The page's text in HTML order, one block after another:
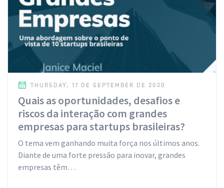
THURSDAY, 17 DE SEPTEMBER DE 2020
Quais as oportunidades, desafios e
riscos da interação com grandes
empresas para startups brasileiras?
O tema vem ganhando muita força nos últimos anos.
Diante de uma forte pressão para inovar, grandes
empresas têm…